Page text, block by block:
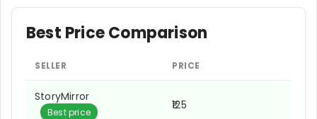
Best Price Comparison
SELLER PRICE
StoryMirror
Best price
₹125